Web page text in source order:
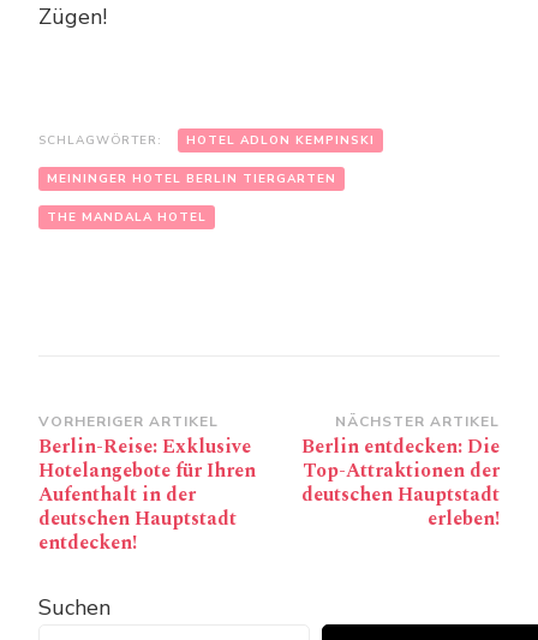
Zügen!
SCHLAGWÖRTER: HOTEL ADLON KEMPINSKI
MEININGER HOTEL BERLIN TIERGARTEN
THE MANDALA HOTEL
Beitragsnavigation
VORHERIGER ARTIKEL
Berlin-Reise: Exklusive
Hotelangebote für Ihren
Aufenthalt in der
deutschen Hauptstadt
entdecken!
NÄCHSTER ARTIKEL
Berlin entdecken: Die
Top-Attraktionen der
deutschen Hauptstadt
erleben!
Suchen